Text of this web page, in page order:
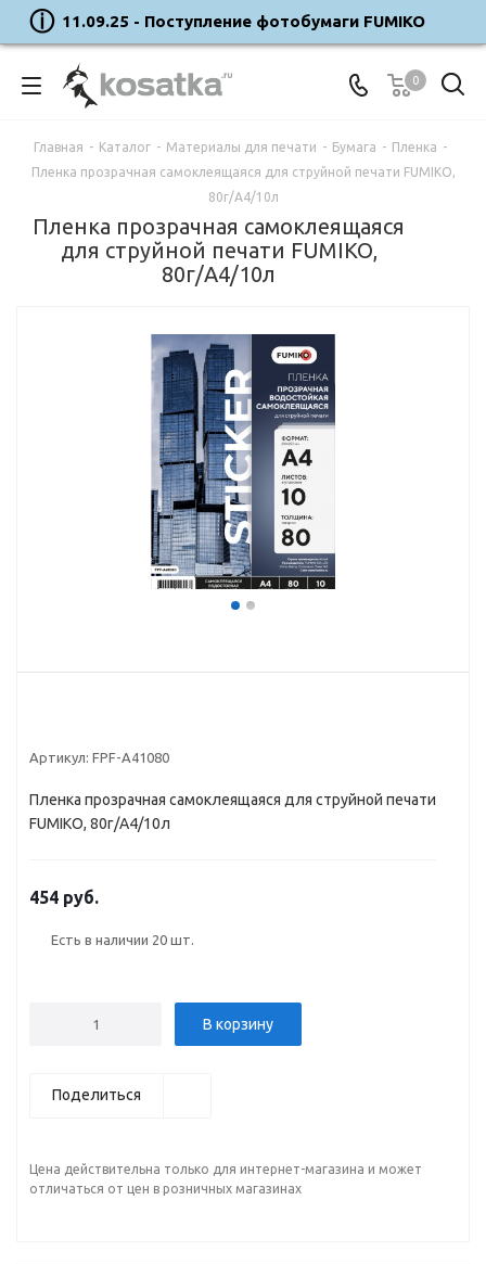
11.09.25 - Поступление фотобумаги FUMIKO
0
Главная - Каталог - Материалы для печати - Бумага - Пленка -
Пленка прозрачная самоклеящаяся для струйной печати FUMIKO,
80г/A4/10л
Пленка прозрачная самоклеящаяся
для струйной печати FUMIKO,
80г/A4/10л
Артикул: FPF-A41080
Пленка прозрачная самоклеящаяся для струйной печати
FUMIKO, 80г/A4/10л
454 руб.
Есть в наличии 20 шт.
В корзину
Поделиться
Цена действительна только для интернет-магазина и может
отличаться от цен в розничных магазинах